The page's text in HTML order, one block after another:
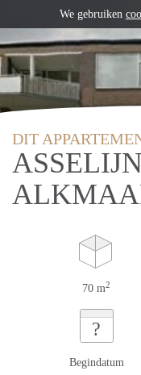
DIT
70 m2
?
Begindatum
We gebruiken